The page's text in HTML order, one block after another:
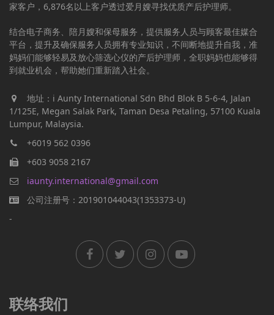
家客户，6,876名以上客户透过爱月嫂寻找优质产后护理师。
结合电子商务、陪月嫂和保母服务，提供服务人员与顾客最佳媒合
平台，提升及确保服务人员拥有专业知识，不间断地提升自我，准
妈妈们能够轻易及放心筛选心仪的产后护理师，全职妈妈也能够得
到就业机会，帮助她们重新踏入社会。
地址：i Aunty International Sdn Bhd Blok B 5-6-4, Jalan
1/125E, Megan Salak Park, Taman Desa Petaling, 57100 Kuala
Lumpur, Malaysia.
+6019 562 0396
+603 9058 2167
iaunty.international@gmail.com
公司注册号：201901044043(1353373-U)
-
联络我们